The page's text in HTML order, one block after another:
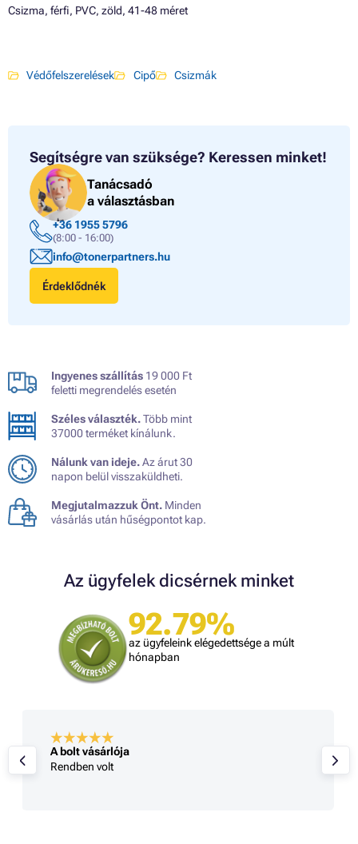
Csizma, férfi, PVC, zöld, 41-48 méret
Védőfelszerelések Cipő Csizmák
Segítségre van szüksége? Keressen minket!
Tanácsadó
a választásban
+36 1955 5796
(8:00 - 16:00)
info@tonerpartners.hu
Érdeklődnék
Ingyenes szállítás 19 000 Ft
feletti megrendelés esetén
Széles választék.Több mint
37000 terméket kínálunk.
Nálunk van ideje.Az árut 30
napon belül visszaküldheti.
Megjutalmazzuk Önt. Minden
vásárlás után hűségpontot kap.
Az ügyfelek dicsérnek minket
92.79%
az ügyfeleink elégedettsége a múlt
hónapban
A bolt vásárlója
Rendben volt